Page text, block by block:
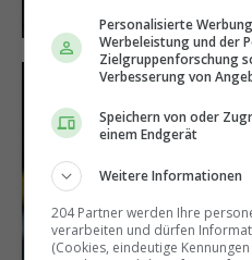
Personalisierte
Werbeleistung und der
Zielgruppenforschung
Verbesserung von
Speichern von oder
einem Endgerät
Weitere Informationen
204 Partner werden Ihre
verarbeiten und dürfen
(Cookies, eindeutige